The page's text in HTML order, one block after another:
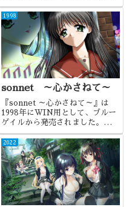
にＷＩＮ用として、SLAVEnir
から発売されました。和泉万夜さ
んがシナリオを担当ということ
で、注目した陵辱ゲームでした。
1998
sonnet ～心かさねて～
『sonnet ～心かさねて～』は
1998年にWIN用として、ブルー
ゲイルから発売されました。恋愛
と凌辱のコラボで、個人的には好
きな作品でしたね。
2022